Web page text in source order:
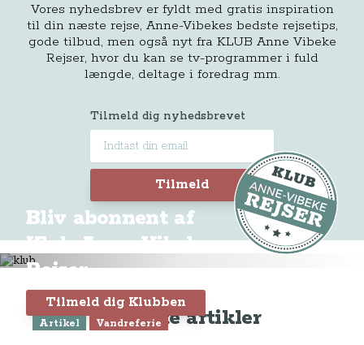
Vores nyhedsbrev er fyldt med gratis inspiration
til din næste rejse, Anne-Vibekes bedste rejsetips,
gode tilbud, men også nyt fra KLUB Anne Vibeke
Rejser, hvor du kan se tv-programmer i fuld
længde, deltage i foredrag mm.
Tilmeld dig nyhedsbrevet
Tilmeld
Bliv abonnent af
Klub Anne-Vibeke
Rejser
Tilmeld dig Klubben
Seneste artikler
Artikel Vandreferie